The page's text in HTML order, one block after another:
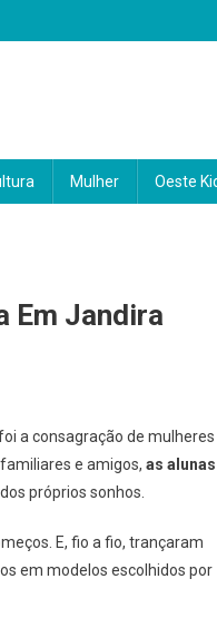
é conectar você
Mulher Oeste
Em Jandira
a consagração de mulheres
e amigos, as
próprios sonhos.
E, fio a fio, trançaram
em modelos escolhidos por